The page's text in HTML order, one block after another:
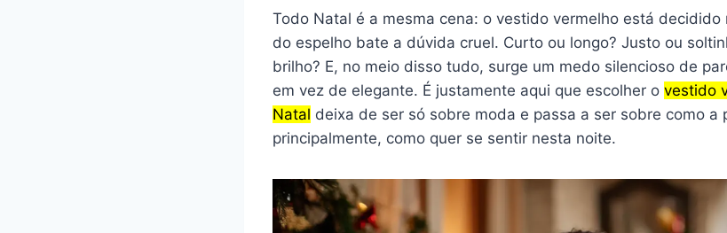
Todo Natal é a mesma cena: o vestido vermelho está
do espelho bate a dúvida cruel. Curto ou longo? Justo ou
brilho? E, no meio disso tudo, surge um medo silencioso de
em vez de elegante. É justamente aqui que escolher o vestido
Natal deixa de ser só sobre moda e passa a ser sobre como a
principalmente, como quer se sentir nesta noite.